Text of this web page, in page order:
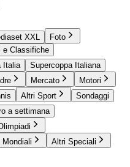
XXL
Foto
e Classifiche
Italia
Supercoppa Italiana
Mercato
Motori
Altri Sport
Sondaggi
a settimana
Altri Speciali